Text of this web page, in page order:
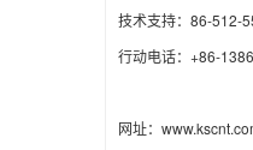
技术支持：86-512-
行动电话：+86-
网址：